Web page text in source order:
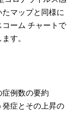
マップと同様に
ーム チャートで
す。
症例数の要約
発症とその上昇の